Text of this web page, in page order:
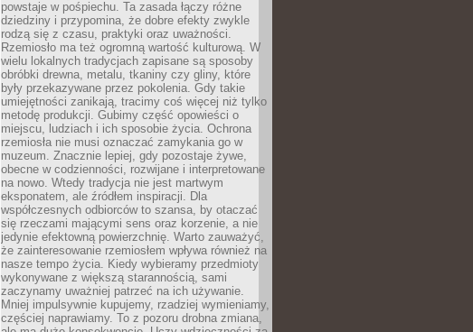
powstaje w pośpiechu. Ta zasada łączy różne
dziedziny i przypomina, że dobre efekty zwykle
rodzą się z czasu, praktyki oraz uważności.
Rzemiosło ma też ogromną wartość kulturową. W
wielu lokalnych tradycjach zapisane są sposoby
obróbki drewna, metalu, tkaniny czy gliny, które
były przekazywane przez pokolenia. Gdy takie
umiejętności zanikają, tracimy coś więcej niż tylko
metodę produkcji. Gubimy część opowieści o
miejscu, ludziach i ich sposobie życia. Ochrona
rzemiosła nie musi oznaczać zamykania go w
muzeum. Znacznie lepiej, gdy pozostaje żywe,
obecne w codzienności, rozwijane i interpretowane
na nowo. Wtedy tradycja nie jest martwym
eksponatem, ale źródłem inspiracji. Dla
współczesnych odbiorców to szansa, by otaczać
się rzeczami mającymi sens oraz korzenie, a nie
jedynie efektowną powierzchnię. Warto zauważyć,
że zainteresowanie rzemiosłem wpływa również na
nasze tempo życia. Kiedy wybieramy przedmioty
wykonywane z większą starannością, sami
zaczynamy uważniej patrzeć na ich używanie.
Mniej impulsywnie kupujemy, rzadziej wymieniamy,
częściej naprawiamy. To z pozoru drobna zmiana,